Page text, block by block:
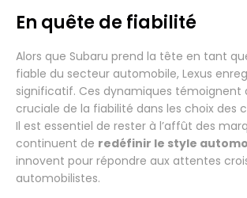
En quête de fiabilité
Alors que Subaru prend la tête en tant
fiable du secteur automobile, Lexus
significatif. Ces dynamiques témoignent
cruciale de la fiabilité dans les choix des
Il est essentiel de rester à l’affût des
continuent de redéfinir le style
innovent pour répondre aux attentes
automobilistes.